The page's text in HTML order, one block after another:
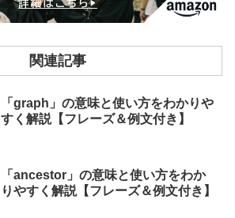
関連記事
「graph」の意味と使い方をわかりや
すく解説【フレーズ＆例文付き】
「ancestor」の意味と使い方をわか
りやすく解説【フレーズ＆例文付き】